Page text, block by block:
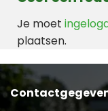
Je moet
plaatsen.